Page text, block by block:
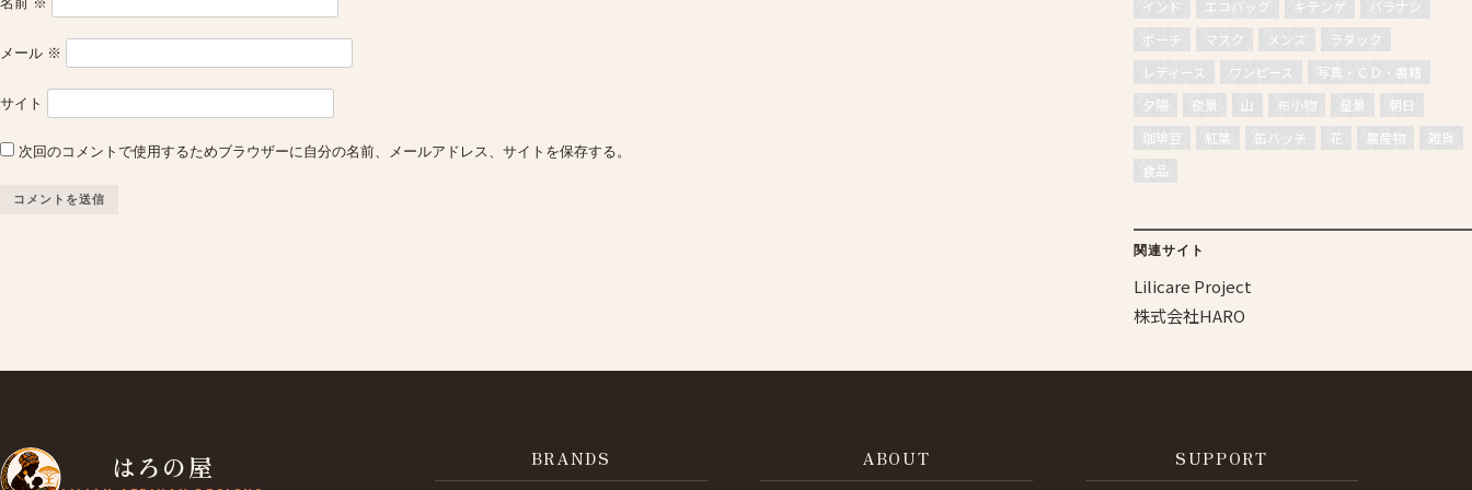
メール ※
サイト
次回のコメントで使用するためブラウザーに自分の名前、メールアドレス、サイトを保存する。
インド エコバッグ キテンゲ
バラナシ
ポーチ
マスク メンズ
ラダック
レディース
ワンピース
写真・ＣＤ・書籍
夕陽
夜景 山 布小物 星景
朝日
珈琲豆
紅葉 缶バッチ 花 農産物
雑貨
食品
関連サイト
Lilicare Project
株式会社HARO
はろの屋 BRANDS ABOUT SUPPORT